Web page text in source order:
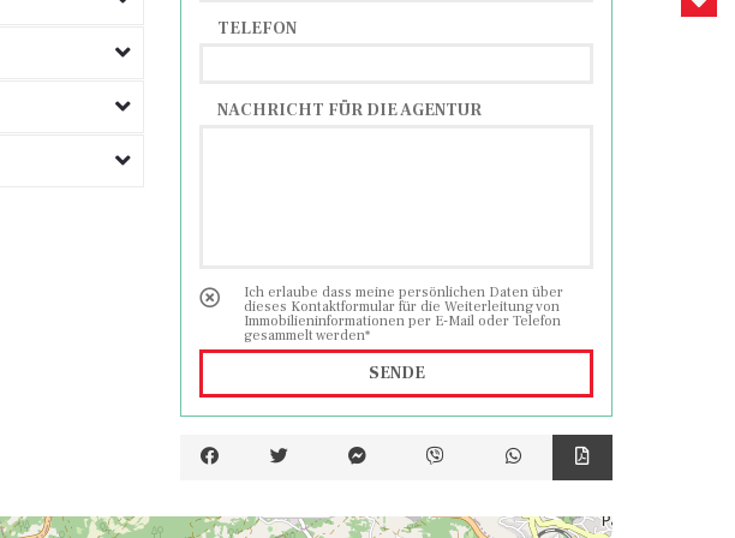
TELEFON
NACHRICHT FÜR DIE AGENTUR
Ich erlaube dass meine persönlichen Daten über
dieses Kontaktformular für die Weiterleitung von
Immobilieninformationen per E-Mail oder Telefon
gesammelt werden*
SENDE